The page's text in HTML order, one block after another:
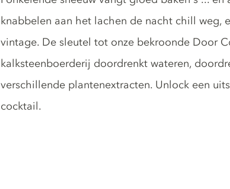
knabbelen aan het lachen de nacht chill weg,
vintage. De sleutel tot onze bekroonde Door
kalksteenboerderij doordrenkt wateren,
verschillende plantenextracten. Unlock een
cocktail.